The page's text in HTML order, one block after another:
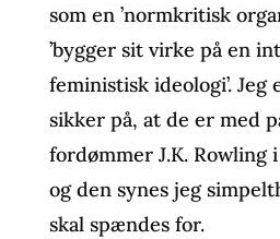
som en ’normkritisk
’bygger sit virke på en
feministisk ideologi’. Jeg
sikker på, at de er med
fordømmer J.K. Rowling
og den synes jeg
skal spændes for.